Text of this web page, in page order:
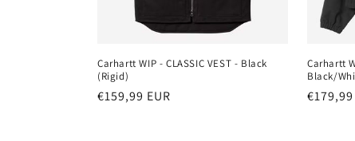
e
:
Carhartt WIP - CLASSIC VEST - Black
(Rigid)
Normaler
€159,99 EUR
Carhartt
Black/
€179,99